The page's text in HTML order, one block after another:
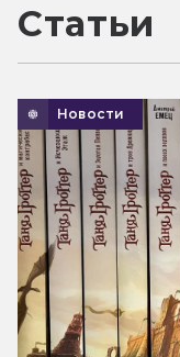
Статьи
Новости